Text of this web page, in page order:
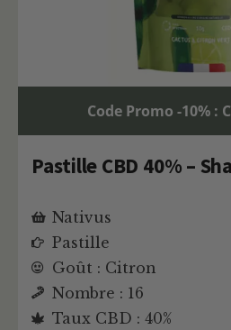
Code Promo -10% :
Pastille CBD 40% –
Nativus
Pastille
Goût : Citron
Nombre : 16
Taux CBD : 40%